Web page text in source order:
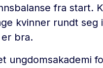
fra start.
kvinner rundt
bra.
ungdomsakademi